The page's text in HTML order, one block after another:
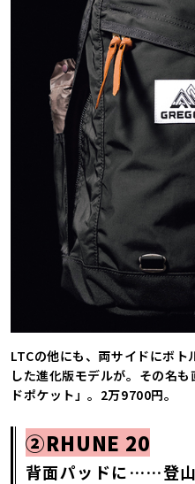
LTCの他にも、両サイドにボ
した進化版モデルが。その名
ドポケット」。2万9700円。
②RHUNE 20
背面パッドに……登山